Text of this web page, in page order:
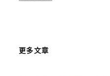
更多文章